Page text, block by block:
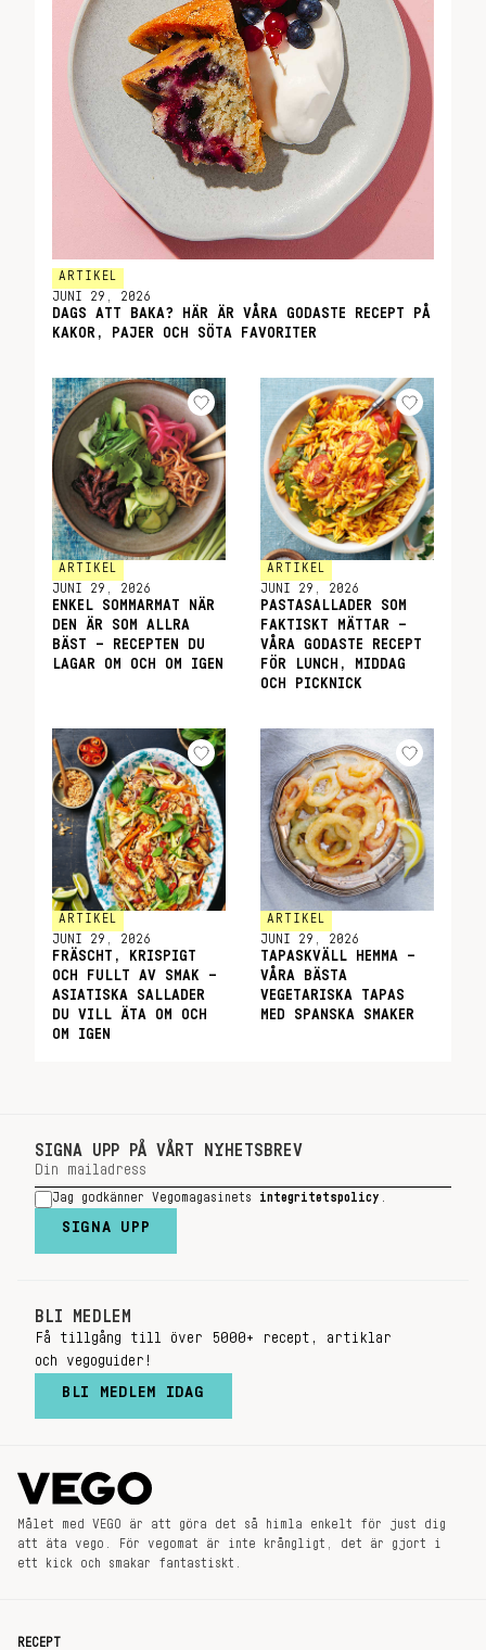
ARTIKEL
JUNI 29, 2026
DAGS ATT BAKA? HÄR ÄR VÅRA GODASTE RECEPT PÅ
KAKOR, PAJER OCH SÖTA FAVORITER
ARTIKEL
JUNI 29, 2026
ENKEL SOMMARMAT NÄR
DEN ÄR SOM ALLRA
BÄST – RECEPTEN DU
LAGAR OM OCH OM IGEN
ARTIKEL
JUNI 29, 2026
PASTASALLADER SOM
FAKTISKT MÄTTAR –
VÅRA GODASTE RECEPT
FÖR LUNCH, MIDDAG
OCH PICKNICK
ARTIKEL
JUNI 29, 2026
FRÄSCHT, KRISPIGT
OCH FULLT AV SMAK –
ASIATISKA SALLADER
DU VILL ÄTA OM OCH
OM IGEN
ARTIKEL
JUNI 29, 2026
TAPASKVÄLL HEMMA –
VÅRA BÄSTA
VEGETARISKA TAPAS
MED SPANSKA SMAKER
SIGNA UPP PÅ VÅRT NYHETSBREV
Jag godkänner Vegomagasinets integritetspolicy
SIGNA UPP
BLI MEDLEM
Få tillgång till över 5000+ recept, artiklar
och vegoguider!
BLI MEDLEM IDAG
Målet med VEGO är att göra det så himla enkelt för just dig
att äta vego. För vegomat är inte krångligt, det är gjort i
ett kick och smakar fantastiskt.
RECEPT